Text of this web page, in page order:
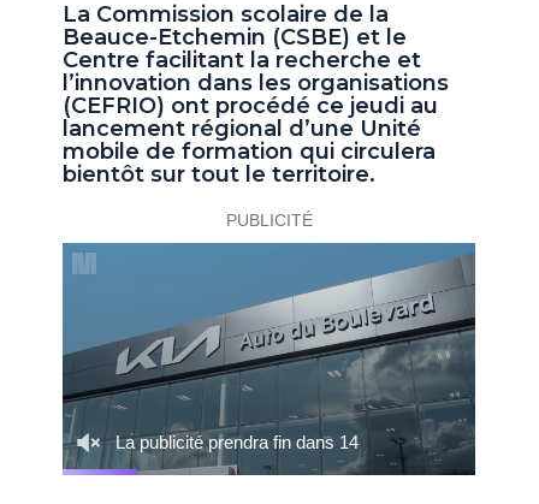
La Commission scolaire de la
Beauce-Etchemin (CSBE) et le
Centre facilitant la recherche et
l’innovation dans les organisations
(CEFRIO) ont procédé ce jeudi au
lancement régional d’une Unité
mobile de formation qui circulera
bientôt sur tout le territoire.